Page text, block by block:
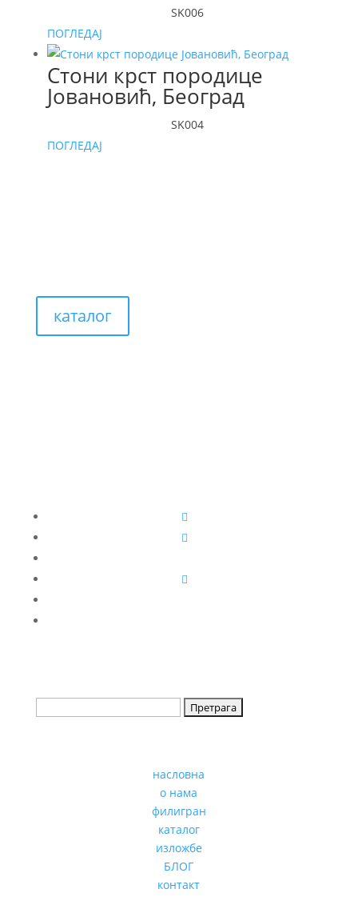
SK006
ПОГЛЕДАЈ
Стони крст породице
Јовановић, Београд
SK004
ПОГЛЕДАЈ
каталог
насловна
о нама
филигран
каталог
изложбе
БЛОГ
контакт